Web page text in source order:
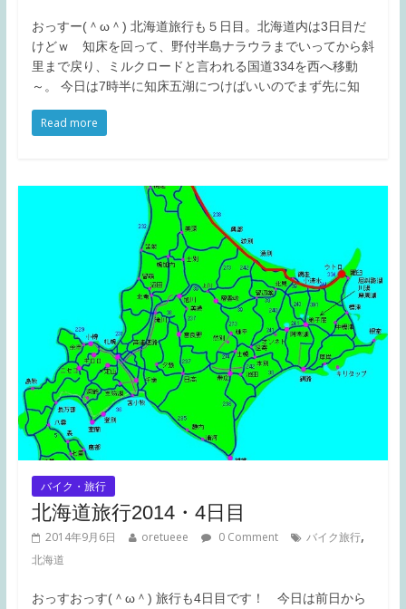
おっすー(＾ω＾) 北海道旅行も５日目。北海道内は3日目だ
けどｗ 知床を回って、野付半島ナラウラまでいってから斜
里まで戻り、ミルクロードと言われる国道334を西へ移動
～。 今日は7時半に知床五湖につけばいいのでまず先に知
Read more
バイク・旅行
北海道旅行2014・4日目
2014年9月6日 oretueee 0 Comment バイク旅行,
北海道
おっすおっす(＾ω＾) 旅行も4日目です！ 今日は前日から